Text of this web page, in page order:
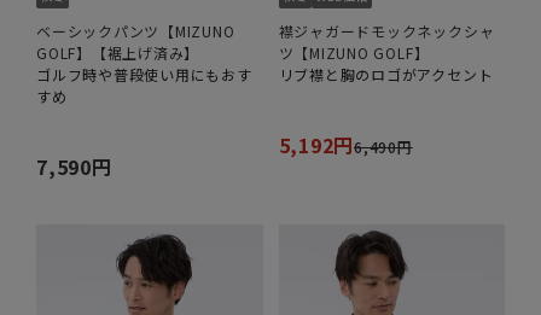
ベーシックパンツ【MIZUNO
GOLF】【裾上げ済み】
ゴルフ時や普段使い用にもおす
すめ
7,590円
襟ジャガードモックネックシャ
ツ【MIZUNO GOLF】
リブ襟と胸のロゴがアクセント
5,192円6,490円